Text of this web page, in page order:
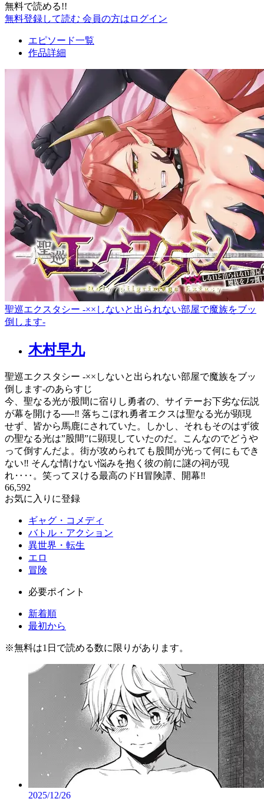
無料で読める!!
無料登録して読む 会員の方はログイン
エピソード一覧
作品詳細
聖巡エクスタシー -××しないと出られない部屋で魔族をブッ
倒します-
木村早九
聖巡エクスタシー -××しないと出られない部屋で魔族をブッ
倒します-のあらすじ
今、聖なる光が股間に宿りし勇者の、サイテーお下劣な伝説
が幕を開ける──‼ 落ちこぼれ勇者エクスは聖なる光が顕現
せず、皆から馬鹿にされていた。しかし、それもそのはず彼
の聖なる光は”股間”に顕現していたのだ。こんなのでどうや
って倒すんだよ。街が攻められても股間が光って何にもでき
ない‼ そんな情けない悩みを抱く彼の前に謎の祠が現
れ‥‥。笑ってヌける最高のドH冒険譚、開幕‼
66,592
お気に入りに登録
ギャグ・コメディ
バトル・アクション
異世界・転生
エロ
冒険
必要ポイント
新着順
最初から
※無料は1日で読める数に限りがあります。
2025/12/26